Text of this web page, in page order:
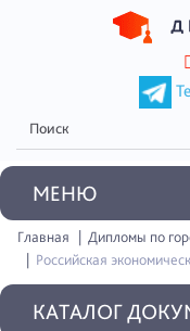
MEНЮ
Главная Дипломы по
Российская
КАТАЛОГ